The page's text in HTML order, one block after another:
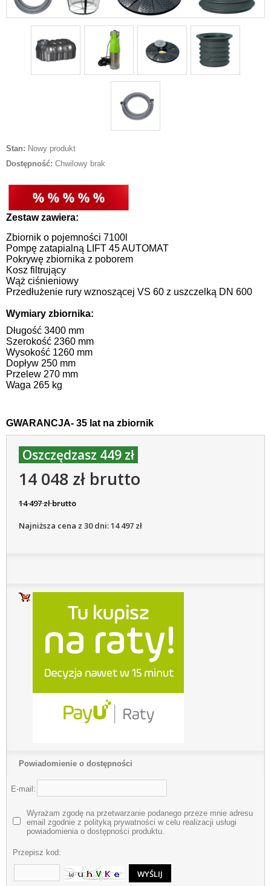
Stan: Nowy produkt
Dostępność: Chwilowy brak
Zestaw zawiera:
Zbiornik o pojemności 7100l
Pompę zatapialną LIFT 45 AUTOMAT
Pokrywę zbiornika z poborem
Kosz filtrujący
Wąż ciśnieniowy
Przedłużenie rury wznoszącej VS 60 z uszczelką DN 600
Wymiary zbiornika:
Długość 3400 mm
Szerokość 2360 mm
Wysokość 1260 mm
Dopływ 250 mm
Przelew 270 mm
Waga 265 kg
GWARANCJA- 35 lat na zbiornik
Oszczędzasz 449 zł
14 048 zł brutto
14 497 zł brutto
Najniższa cena z 30 dni: 14 497 zł
Powiadomienie o dostępności
E-mail:
Wyrażam zgodę na przetwarzanie podanego przeze mnie adresu
email zgodnie z polityką prywatności w celu realizacji usługi
powiadomienia o dostępności produktu.
Przepisz kod: